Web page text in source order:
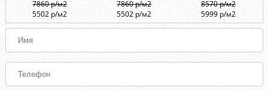
7860 р/м2
5502 р/м2
7860 р/м2
5502 р/м2
8570 р/м2
5999 р/м2